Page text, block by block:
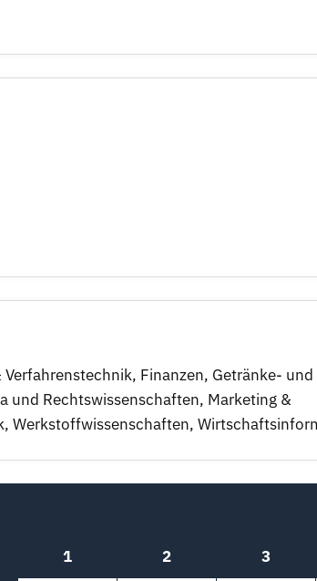
Verfahrenstechnik, Finanzen, Getränke- und
und Rechtswissenschaften, Marketing &
, Werkstoffwissenschaften,
1 2 3